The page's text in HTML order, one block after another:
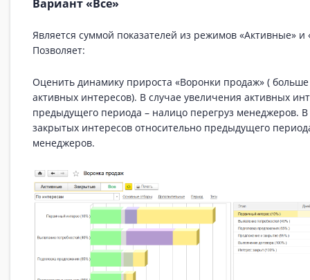
Вариант «Все»
Является суммой показателей из режимов «Активные» и
Позволяет:
Оценить динамику прироста «Воронки продаж» (
активных интересов). В случае увеличения активных
предыдущего периода – налицо перегруз менеджеров.
закрытых интересов относительно предыдущего
менеджеров.